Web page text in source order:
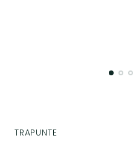
TRAPUNTE